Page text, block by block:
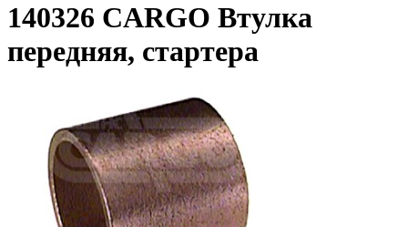
140326 CARGO Втулка
передняя, стартера